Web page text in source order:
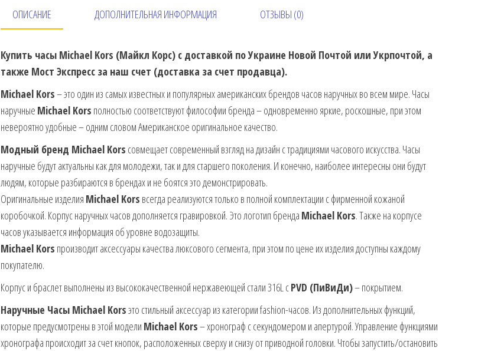
ОПИСАНИЕ ДОПОЛНИТЕЛЬНАЯ ИНФОРМАЦИЯ ОТЗЫВЫ (0)
Купить часы Michael Kors (Майкл Корс) с доставкой по Украине Новой Почтой или Укрпочтой, а
также Мост Экспресс за наш счет (доставка за счет продавца).
Michael Kors– это один из самых известных и популярных американских брендов часов наручных во всем мире. Часы
наручные Michael Kors полностью соответствуют философии бренда – одновременно яркие, роскошные, при этом
невероятно удобные – одним словом Американское оригинальное качество.
Модный бренд Michael Kors совмещает современный взгляд на дизайн с традициями часового искусства. Часы
наручные будут актуальны как для молодежи, так и для старшего поколения. И конечно, наиболее интересны они будут
людям, которые разбираются в брендах и не боятся это демонстрировать.
Оригинальные изделия Michael Kors всегда реализуются только в полной комплектации с фирменной кожаной
коробочкой. Корпус наручных часов дополняется гравировкой. Это логотип бренда Michael Kors. Также на корпусе
часов указывается информация об уровне водозащиты.
Michael Kors производит аксессуары качества люксового сегмента, при этом по цене их изделия доступны каждому
покупателю.
Корпус и браслет выполнены из высококачественной нержавеющей стали 316L сPVD (ПиВиДи)– покрытием.
Наручные Часы Michael Korsэто стильный аксессуар из категории fashion-часов. Из дополнительных функций,
которые предусмотрены в этой модели Michael Kors– хронограф с секундомером и апертурой. Управление функциями
хронографа происходит за счет кнопок, расположенных сверху и снизу от приводной головки. Чтобы запустить/остановить